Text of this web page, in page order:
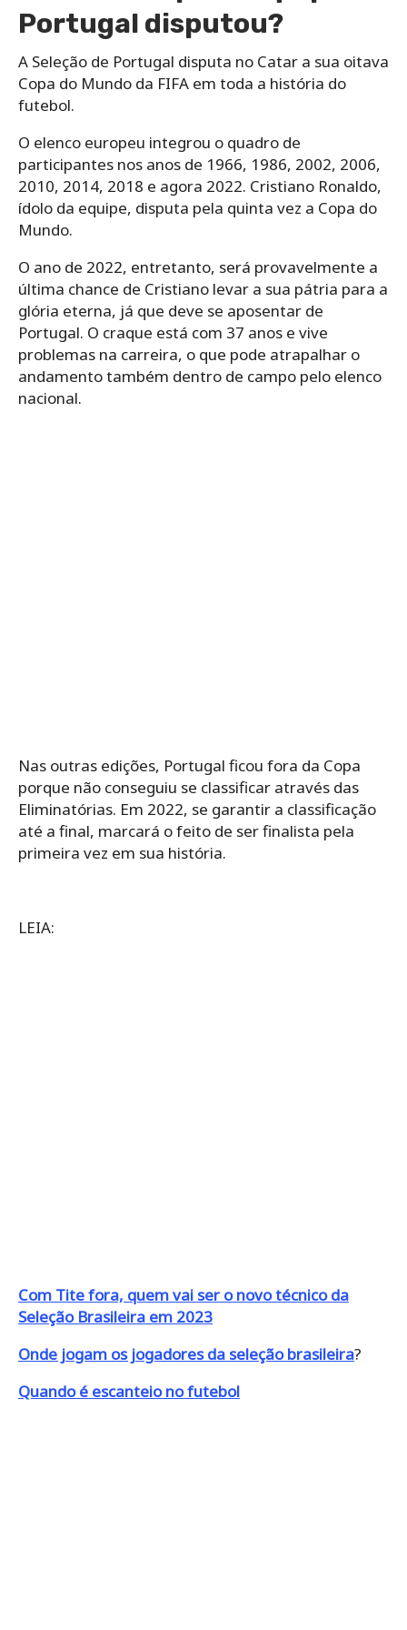
Portugal disputou?
A Seleção de Portugal disputa no Catar a sua oitava
Copa do Mundo da FIFA em toda a história do
futebol.
O elenco europeu integrou o quadro de
participantes nos anos de 1966, 1986, 2002, 2006,
2010, 2014, 2018 e agora 2022. Cristiano Ronaldo,
ídolo da equipe, disputa pela quinta vez a Copa do
Mundo.
O ano de 2022, entretanto, será provavelmente a
última chance de Cristiano levar a sua pátria para a
glória eterna, já que deve se aposentar de
Portugal. O craque está com 37 anos e vive
problemas na carreira, o que pode atrapalhar o
andamento também dentro de campo pelo elenco
nacional.
Nas outras edições, Portugal ficou fora da Copa
porque não conseguiu se classificar através das
Eliminatórias. Em 2022, se garantir a classificação
até a final, marcará o feito de ser finalista pela
primeira vez em sua história.
LEIA:
Com Tite fora, quem vai ser o novo técnico da
Seleção Brasileira em 2023
Onde jogam os jogadores da seleção brasileira?
Quando é escanteio no futebol